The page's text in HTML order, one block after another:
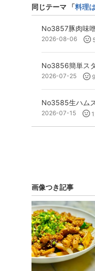
同じテーマ 「料理
No3857豚肉味
2026-08-06
No3856簡単ス
2026-07-25 9
No3585生ハム
2026-07-15
画像つき記事